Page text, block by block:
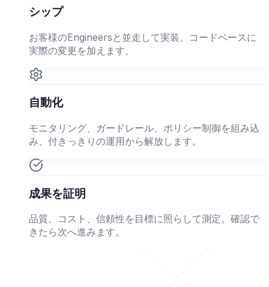
シップ
お客様のEngineersと並走して実装。コードベースに
実際の変更を加えます。
自動化
モニタリング、ガードレール、ポリシー制御を組み込
み、付きっきりの運用から解放します。
成果を証明
品質、コスト、信頼性を目標に照らして測定。確認で
きたら次へ進みます。